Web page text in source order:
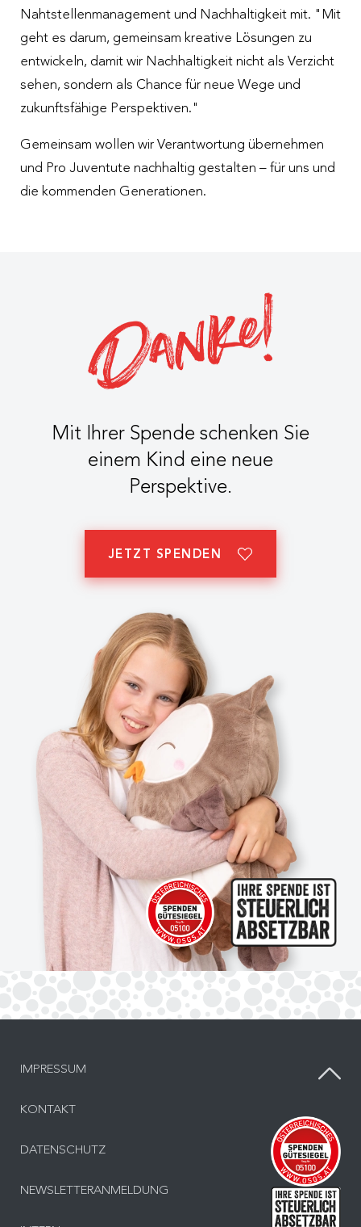
Nahtstellenmanagement und Nachhaltigkeit mit. "Mit
geht es darum, gemeinsam kreative Lösungen zu
entwickeln, damit wir Nachhaltigkeit nicht als Verzicht
sehen, sondern als Chance für neue Wege und
zukunftsfähige Perspektiven."
Gemeinsam wollen wir Verantwortung übernehmen
und Pro Juventute nachhaltig gestalten – für uns und
die kommenden Generationen.
Mit Ihrer Spende schenken Sie
einem Kind eine neue
Perspektive.
JETZT SPENDEN
IMPRESSUM
KONTAKT
DATENSCHUTZ
NEWSLETTERANMELDUNG